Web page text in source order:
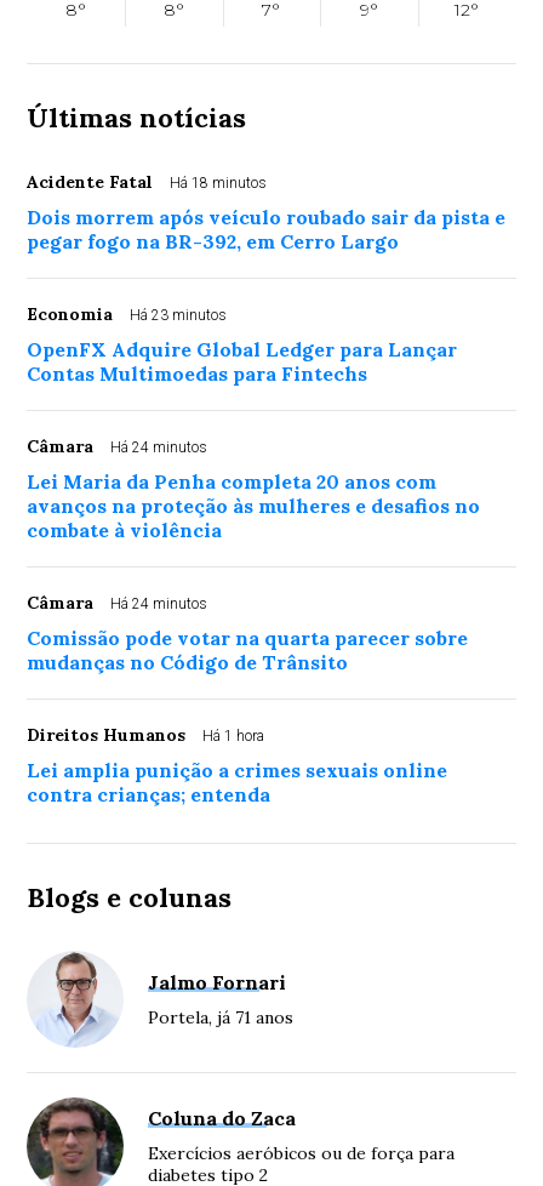
8° 8° 7° 9° 12°
Últimas notícias
Acidente Fatal Há 18 minutos
Dois morrem após veículo roubado sair da pista e
pegar fogo na BR-392, em Cerro Largo
Economia Há 23 minutos
OpenFX Adquire Global Ledger para Lançar
Contas Multimoedas para Fintechs
Câmara Há 24 minutos
Lei Maria da Penha completa 20 anos com
avanços na proteção às mulheres e desafios no
combate à violência
Câmara Há 24 minutos
Comissão pode votar na quarta parecer sobre
mudanças no Código de Trânsito
Direitos Humanos Há 1 hora
Lei amplia punição a crimes sexuais online
contra crianças; entenda
Blogs e colunas
Jalmo Fornari
Portela, já 71 anos
Coluna do Zaca
Exercícios aeróbicos ou de força para
diabetes tipo 2